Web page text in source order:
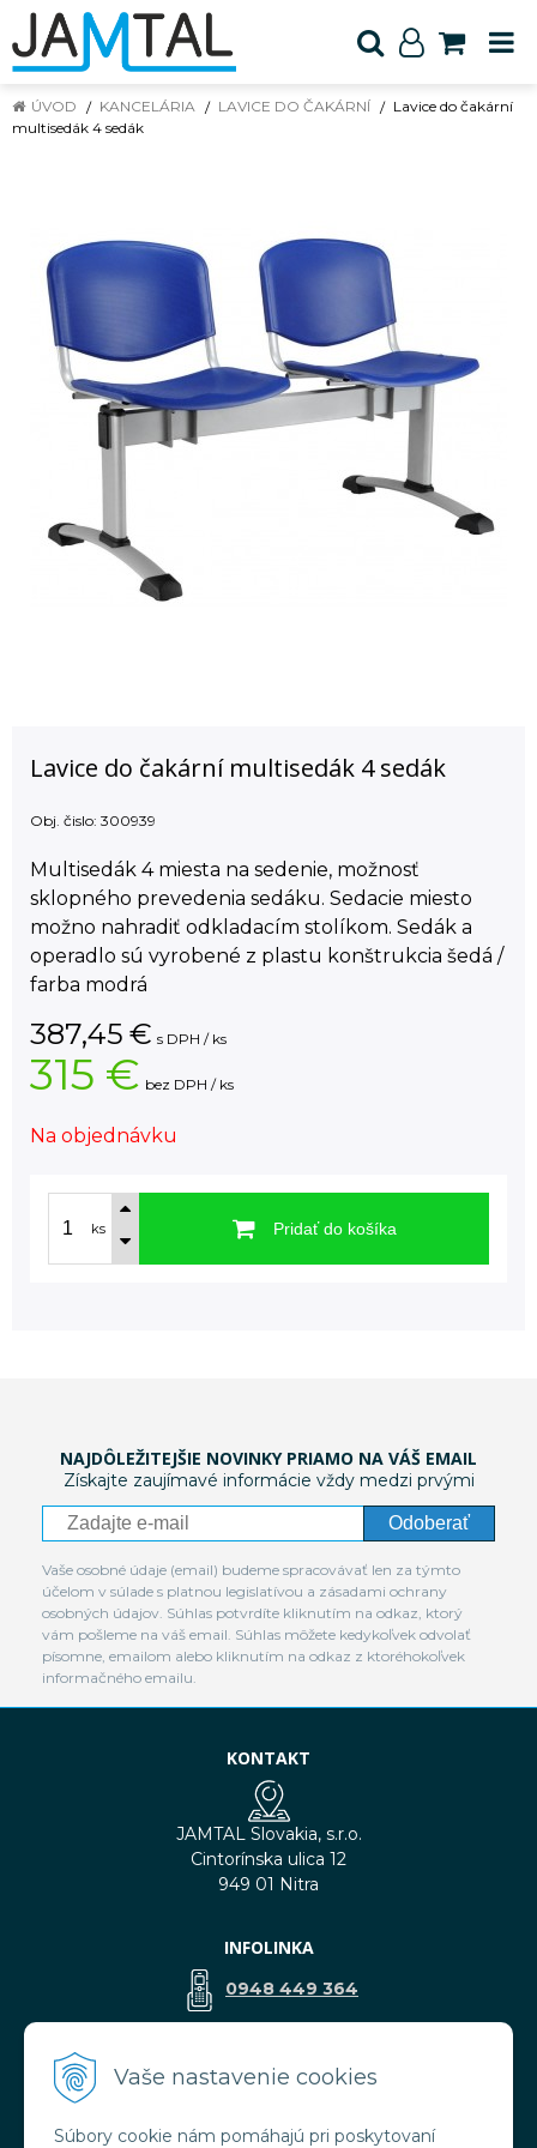
Vaše nastavenie cookies
Súbory cookie nám pomáhajú pri poskytovaní
ÚVOD KANCELÁRIA LAVICE DO ČAKÁRNÍ
Lavice do čakární
multisedák 4 sedák
Lavice do čakární multisedák 4 sedák
Obj. čislo: 300939
Multisedák 4 miesta na sedenie, možnosť
sklopného prevedenia sedáku. Sedacie miesto
možno nahradiť odkladacím stolíkom. Sedák a
operadlo sú vyrobené z plastu konštrukcia šedá /
farba modrá
387,45 € s DPH / ks
315 € bez DPH / ks
Na objednávku
ks Pridať do košíka
NAJDÔLEŽITEJŠIE NOVINKY PRIAMO NA VÁŠ EMAIL
Získajte zaujímavé informácie vždy medzi prvými
Odoberať
Vaše osobné údaje (email) budeme spracovávať len za týmto
účelom v súlade s platnou legislatívou a zásadami ochrany
osobných údajov. Súhlas potvrdíte kliknutím na odkaz, ktorý
vám pošleme na váš email. Súhlas môžete kedykoľvek odvolať
písomne, emailom alebo kliknutím na odkaz z ktoréhokoľvek
informačného emailu.
KONTAKT
JAMTAL Slovakia, s.r.o.
Cintorínska ulica 12
949 01 Nitra
INFOLINKA
0948 449 364